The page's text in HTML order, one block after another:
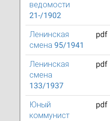
ведомости
21-/1902
Ленинская
смена 95/1941
pdf
Ленинская
смена
133/1937
pdf
Юный
коммунист
pdf